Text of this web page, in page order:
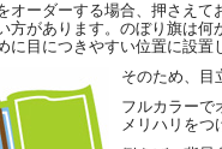
オーダーする場合、押さえて
方があります。のぼり旗は何
に目につきやすい位置に設置
そのため、目
フルカラーで
メリハリをつ